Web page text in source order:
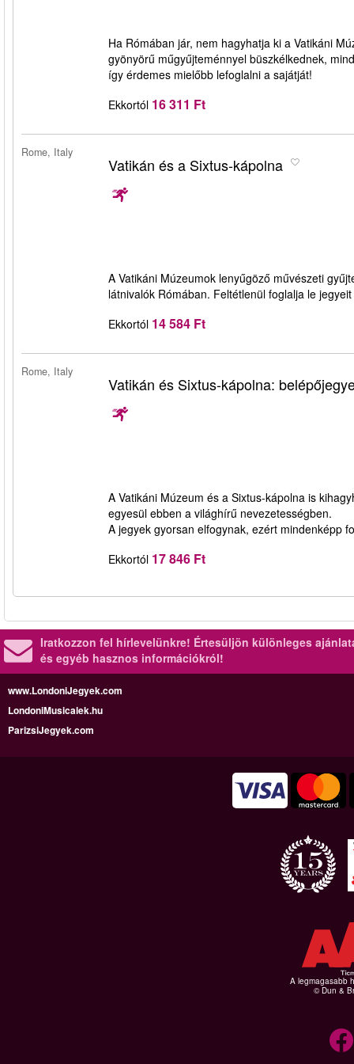
Ha Rómában jár, nem hagyhatja ki a Vatikáni
gyönyörű műgyűjteménnyel büszkélkednek,
így érdemes mielőbb lefoglalni a sajátját!
Ekkortól 16 311 Ft
Rome, Italy
Vatikán és a Sixtus-kápolna
A Vatikáni Múzeumok lenyűgöző művészeti
látnivalók Rómában. Feltétlenül foglalja le
Ekkortól 14 584 Ft
Rome, Italy
Vatikán és Sixtus-kápolna:
A Vatikáni Múzeum és a Sixtus-kápolna is
egyesül ebben a világhírű nevezetességben.
A jegyek gyorsan elfogynak, ezért mindenképp
Ekkortól 17 846 Ft
Iratkozzon fel hírlevelünkre! Értesüljön különleges
és egyéb hasznos információkról!
www.LondoniJegyek.com
LondoniMusicalek.hu
ParizsiJegyek.com
A legmagasabb
© Dun &